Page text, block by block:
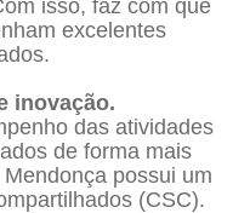
isso, faz com que
excelentes
inovação.
das atividades
de forma mais
possui um
(CSC).